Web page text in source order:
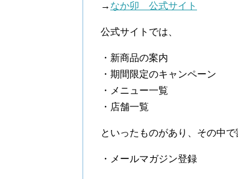
→ なか卯 公式サイト
公式サイトでは、
・新商品の案内
・期間限定のキャンペーン
・メニュー一覧
・店舗一覧
といったものがあり、その中
・メールマガジン登録